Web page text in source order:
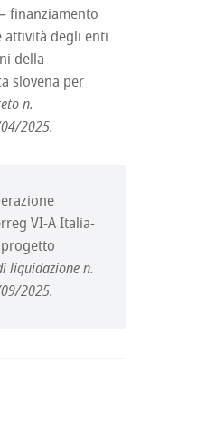
finanziamento
attività degli enti
della
slovena per
n.
2025.
VI-A Italia-
liquidazione n.
2025.